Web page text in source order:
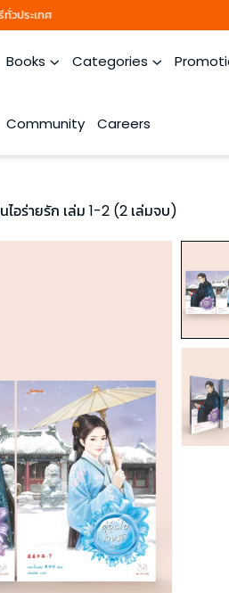
วประเทศ
Books Categories
Community Careers
ไอร่ายรัก เล่ม 1-2 (2 เล่มจบ)